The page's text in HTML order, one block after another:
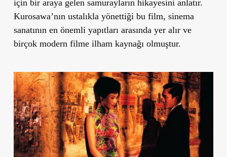
için bir araya gelen samurayların hikayesini anlatır.
Kurosawa’nın ustalıkla yönettiği bu film, sinema
sanatının en önemli yapıtları arasında yer alır ve
birçok modern filme ilham kaynağı olmuştur.